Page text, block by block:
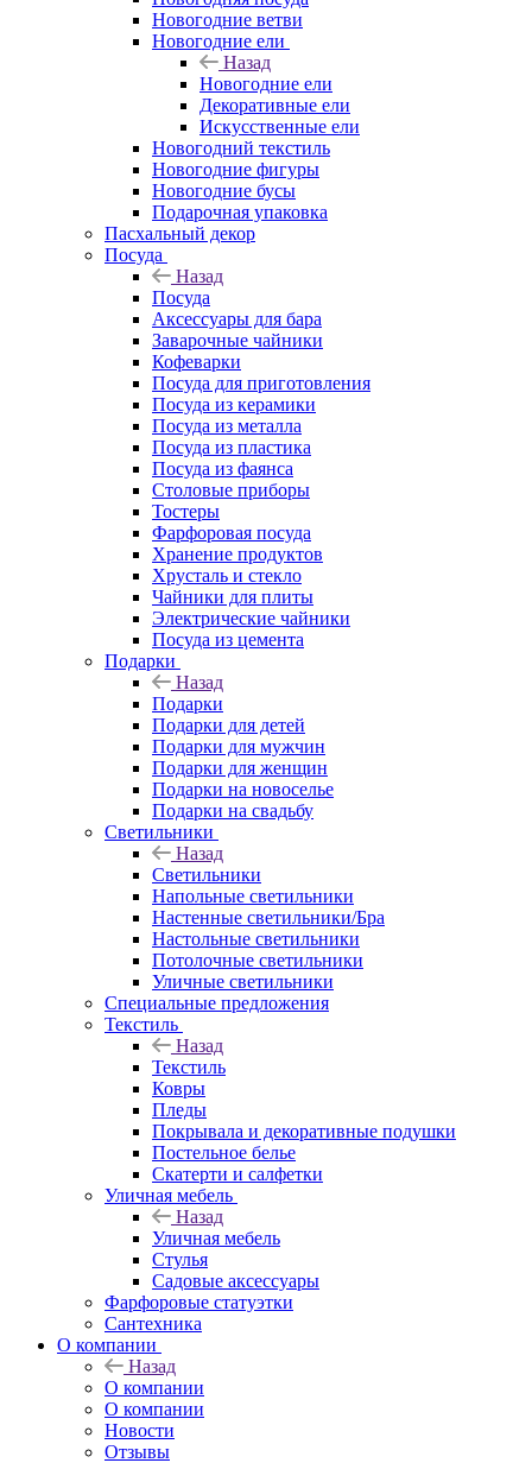
Новогодние ветви
Новогодние ели
Назад
Новогодние ели
Декоративные ели
Искусственные ели
Новогодний текстиль
Новогодние фигуры
Новогодние бусы
Подарочная упаковка
Пасхальный декор
Посуда
Назад
Посуда
Аксессуары для бара
Заварочные чайники
Кофеварки
Посуда для приготовления
Посуда из керамики
Посуда из металла
Посуда из пластика
Посуда из фаянса
Столовые приборы
Тостеры
Фарфоровая посуда
Хранение продуктов
Хрусталь и стекло
Чайники для плиты
Электрические чайники
Посуда из цемента
Подарки
Назад
Подарки
Подарки для детей
Подарки для мужчин
Подарки для женщин
Подарки на новоселье
Подарки на свадьбу
Светильники
Назад
Светильники
Напольные светильники
Настенные светильники/Бра
Настольные светильники
Потолочные светильники
Уличные светильники
Специальные предложения
Текстиль
Назад
Текстиль
Ковры
Пледы
Покрывала и декоративные подушки
Постельное белье
Скатерти и салфетки
Уличная мебель
Назад
Уличная мебель
Стулья
Садовые аксессуары
Фарфоровые статуэтки
Сантехника
О компании
Назад
О компании
О компании
Новости
Отзывы